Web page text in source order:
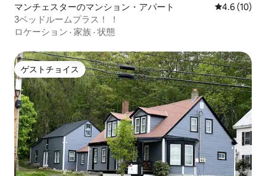
マンチェスターのマンション・アパート レビュー10
4.6 (10)
3ベッドルームプラス！ ！
ロケーション · 家族 · 状態
ゲストチョイス
ゲストチョイス